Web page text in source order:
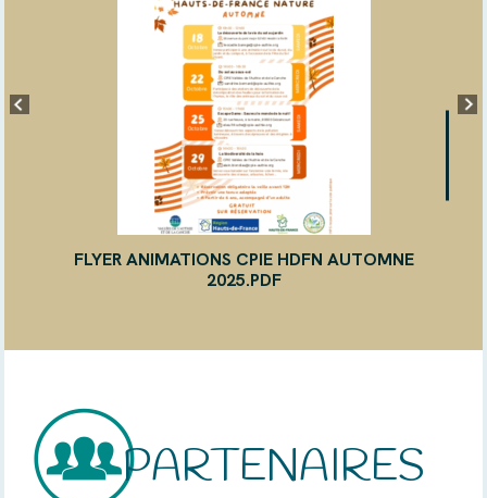
FLYER ANIMATIONS CPIE HDFN AUTOMNE
2025.PDF
PARTENAIRES